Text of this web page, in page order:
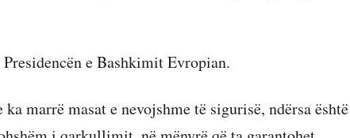
e Bashkimit Evropian.
marrë masat e nevojshme të sigurisë, ndërsa është